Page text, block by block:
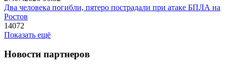
Два человека погибли, пятеро пострадали при атаке БПЛА на
Ростов
14072
Показать ещё
Новости партнеров